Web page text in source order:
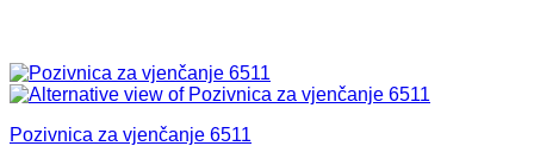
Pozivnica za vjenčanje 6511